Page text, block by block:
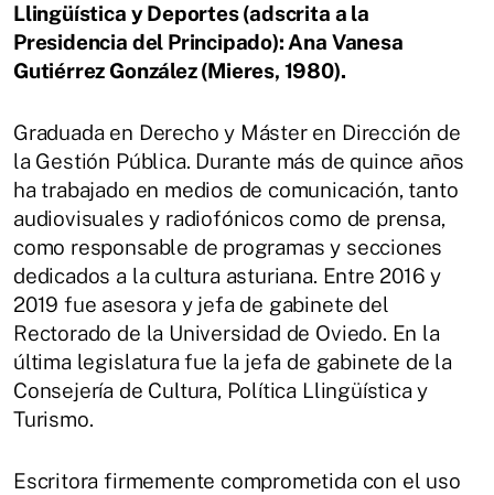
Llingüística y Deportes (adscrita a la
Presidencia del Principado): Ana Vanesa
Gutiérrez González (Mieres, 1980).
Graduada en Derecho y Máster en Dirección de
la Gestión Pública. Durante más de quince años
ha trabajado en medios de comunicación, tanto
audiovisuales y radiofónicos como de prensa,
como responsable de programas y secciones
dedicados a la cultura asturiana. Entre 2016 y
2019 fue asesora y jefa de gabinete del
Rectorado de la Universidad de Oviedo. En la
última legislatura fue la jefa de gabinete de la
Consejería de Cultura, Política Llingüística y
Turismo.
Escritora firmemente comprometida con el uso